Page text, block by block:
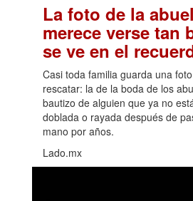
La foto de la
merece verse tan
se ve en el
Casi toda familia guarda una
rescatar: la de la boda de los
bautizo de alguien que ya no
doblada o rayada después de
mano por años.
Lado.mx